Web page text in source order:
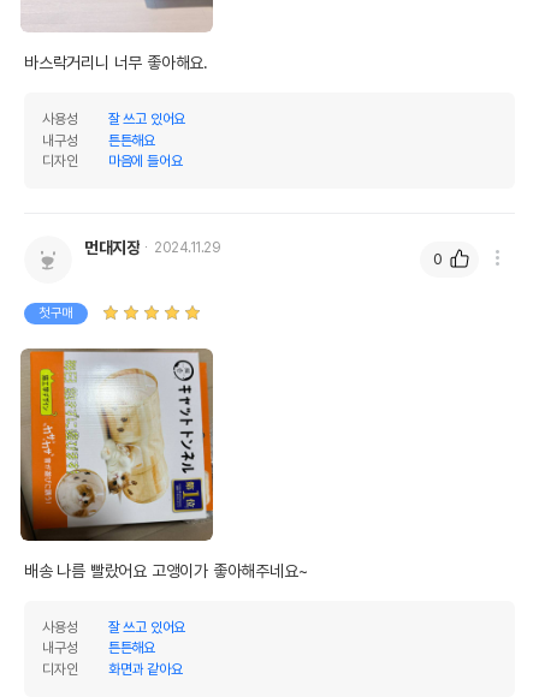
상품 필수 정보
품명 및 모델명
법에 의한 인증,허가 등을
받았음을 확인할수 있는
경우 그에 대한 사항
제조국 또는 원산지
제조자,수입품의 경우
수입자를 함께 표기
AS책임자와 전화번호
또는 소비자상담 관련
어바웃펫//1644-9601
유통기한
바스락거리니 너무 좋아해요.
사용성
잘 쓰고 있어요
내구성
튼튼해요
디자인
마음에 들어요
먼대지장 2024.11.29
첫구매
배송 나름 빨랐어요 고앵이가 좋아해주네요~
사용성
잘 쓰고 있어요
내구성
튼튼해요
디자인
화면과 같아요
0